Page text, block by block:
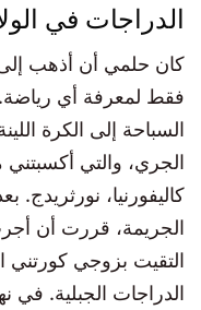
الدراجات في
كان حلمي أن أذهب إلى
فقط لمعرفة أي
السباحة إلى الكرة
الجري، والتي
كاليفورنيا،
الجريمة، قررت أن
التقيت بزوجي